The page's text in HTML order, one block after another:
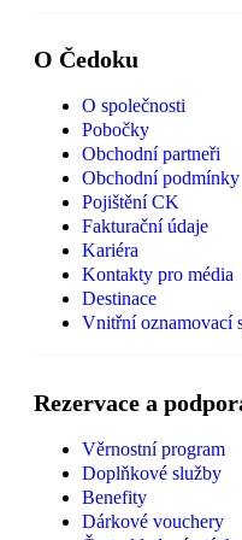
O Čedoku
O společnosti
Pobočky
Obchodní partneři
Obchodní podmínky
Pojištění CK
Fakturační údaje
Kariéra
Kontakty pro média
Destinace
Vnitřní oznamovací
Rezervace a
Věrnostní program
Doplňkové služby
Benefity
Dárkové vouchery